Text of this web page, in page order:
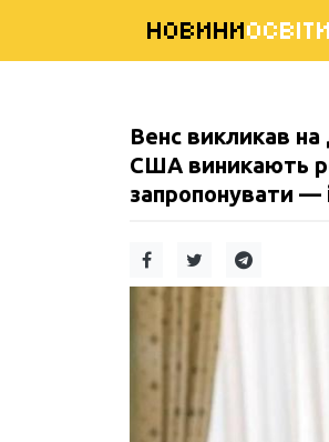
НОВИНИОСВІТИ
Венс викликав
США виникають
запропонувати —